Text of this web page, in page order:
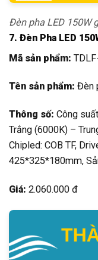
Đèn pha LED 150W
7. Đèn Pha LED
Mã sản phẩm:
Tên sản phẩm: Đèn
Thông số: Công
Trắng (6000K) –
Chipled: COB TF,
425*325*180mm,
Giá: 2.060.000 đ